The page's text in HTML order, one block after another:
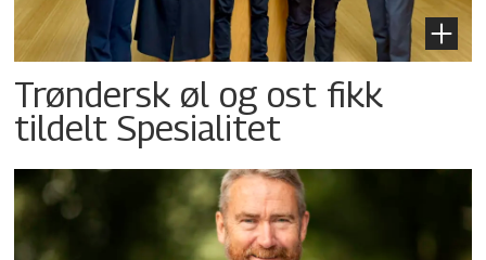
Trøndersk øl og ost fikk
tildelt Spesialitet